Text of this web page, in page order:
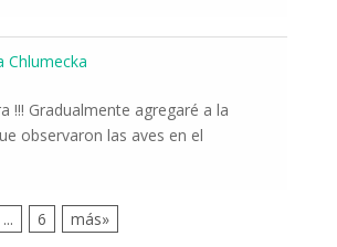
Chlumecka
!!! Gradualmente agregaré a la
observaron las aves en el
... 6 más»